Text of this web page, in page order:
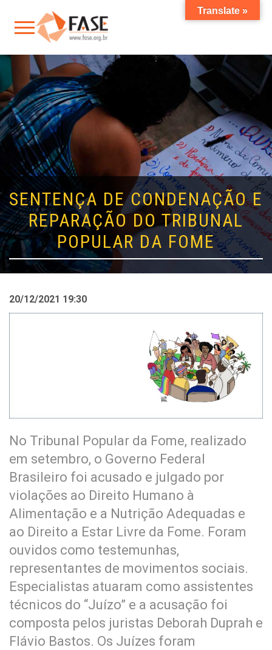
SENTENÇA DE CONDENAÇÃO E
REPARAÇÃO DO TRIBUNAL
POPULAR DA FOME
20/12/2021 19:30
No Tribunal Popular da Fome, realizado
em setembro, o Governo Federal
Brasileiro foi acusado e julgado por
violações ao Direito Humano à
Alimentação e a Nutrição Adequadas e
ao Direito a Estar Livre da Fome. Foram
ouvidos como testemunhas,
representantes de movimentos sociais.
Especialistas atuaram como assistentes
técnicos do “Juízo” e a acusação foi
composta pelos juristas Deborah Duprah e
Flávio Bastos. Os Juízes foram
Translate »